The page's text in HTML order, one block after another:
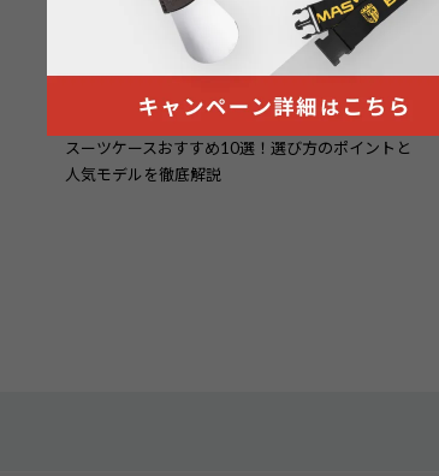
スーツケースおすすめ10選！選び方のポイントと
人気モデルを徹底解説